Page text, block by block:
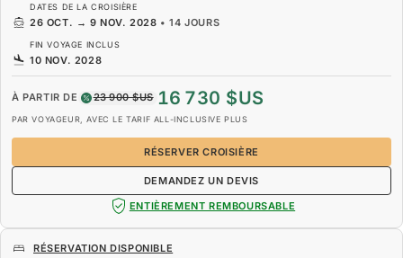
DATES DE LA CROISIÈRE
26 OCT. → 9 NOV. 2028 •14 JOURS
FIN VOYAGE INCLUS
10 NOV. 2028
À PARTIR DE 23 900 $US 16 730 $US
PAR VOYAGEUR, AVEC LE TARIF ALL-INCLUSIVE PLUS
RÉSERVER CROISIÈRE
DEMANDEZ UN DEVIS
ENTIÈREMENT REMBOURSABLE
RÉSERVATION DISPONIBLE